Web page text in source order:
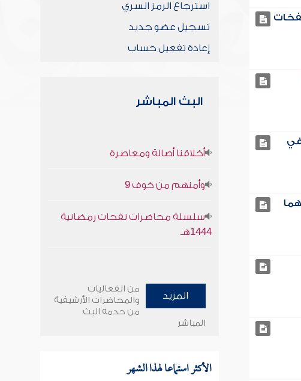
في
استرجاع الرمز السري
تسجيل عضو جديد
إعادة تفعيل حساب
البث المباشر
أخلاقنا أصالة ومعاصرة
وأمنهم من خوف 9
سلسلة محاضرات نفحات رمضانية
1444هـ
المزيد
من الفعاليات
والمحاضرات الأرشيفية
من خدمة البث
المباشر
الأكثر استماعا لهذا الشهر